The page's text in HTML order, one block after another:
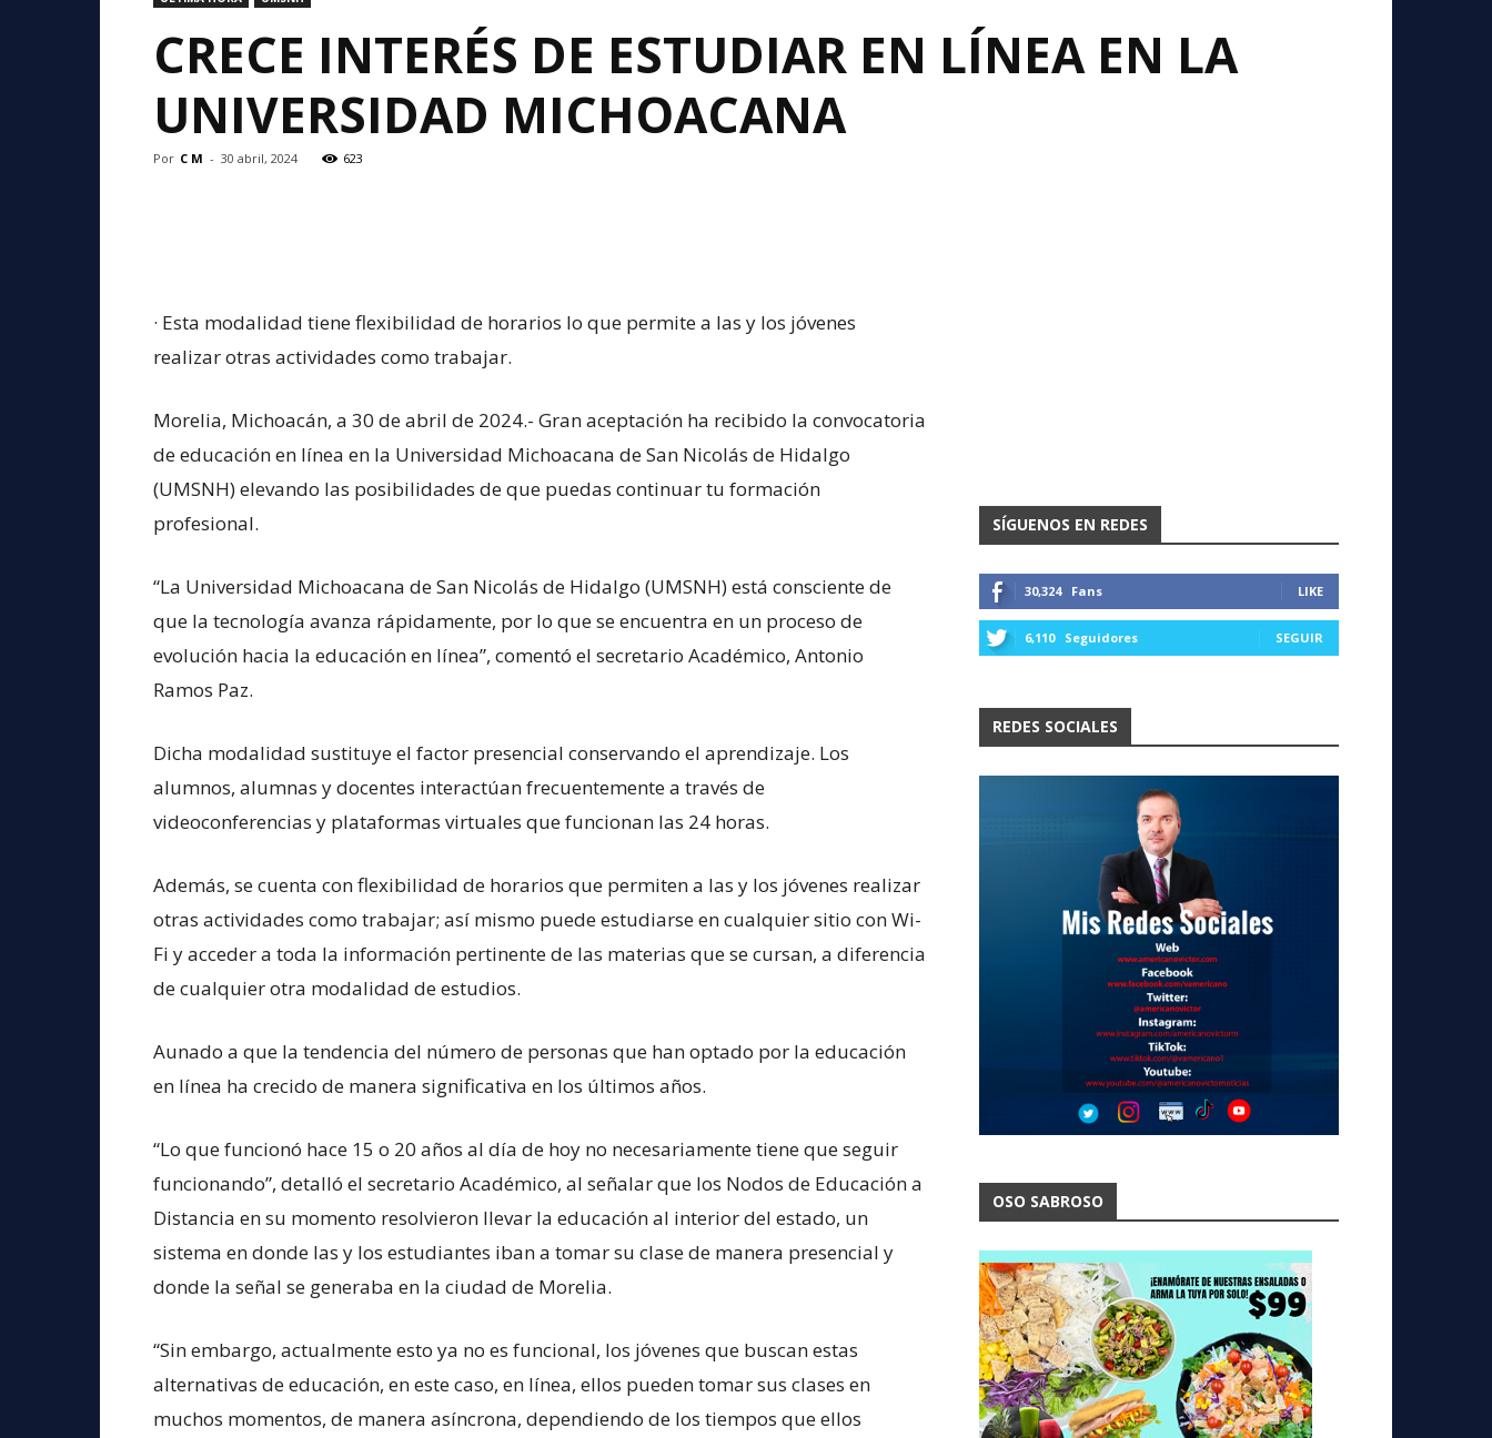
CRECE INTERÉS DE ESTUDIAR EN LÍNEA EN LA
UNIVERSIDAD MICHOACANA
Por C M - 30 abril, 2024 623
· Esta modalidad tiene flexibilidad de horarios lo que permite a las y los jóvenes
realizar otras actividades como trabajar.
Morelia, Michoacán, a 30 de abril de 2024.- Gran aceptación ha recibido la convocatoria
de educación en línea en la Universidad Michoacana de San Nicolás de Hidalgo
(UMSNH) elevando las posibilidades de que puedas continuar tu formación
profesional.
“La Universidad Michoacana de San Nicolás de Hidalgo (UMSNH) está consciente de
que la tecnología avanza rápidamente, por lo que se encuentra en un proceso de
evolución hacia la educación en línea”, comentó el secretario Académico, Antonio
Ramos Paz.
Dicha modalidad sustituye el factor presencial conservando el aprendizaje. Los
alumnos, alumnas y docentes interactúan frecuentemente a través de
videoconferencias y plataformas virtuales que funcionan las 24 horas.
Además, se cuenta con flexibilidad de horarios que permiten a las y los jóvenes realizar
otras actividades como trabajar; así mismo puede estudiarse en cualquier sitio con Wi-
Fi y acceder a toda la información pertinente de las materias que se cursan, a diferencia
de cualquier otra modalidad de estudios.
Aunado a que la tendencia del número de personas que han optado por la educación
en línea ha crecido de manera significativa en los últimos años.
“Lo que funcionó hace 15 o 20 años al día de hoy no necesariamente tiene que seguir
funcionando”, detalló el secretario Académico, al señalar que los Nodos de Educación a
Distancia en su momento resolvieron llevar la educación al interior del estado, un
sistema en donde las y los estudiantes iban a tomar su clase de manera presencial y
donde la señal se generaba en la ciudad de Morelia.
“Sin embargo, actualmente esto ya no es funcional, los jóvenes que buscan estas
alternativas de educación, en este caso, en línea, ellos pueden tomar sus clases en
muchos momentos, de manera asíncrona, dependiendo de los tiempos que ellos
SÍGUENOS EN REDES
30,324 Fans LIKE
6,110 Seguidores SEGUIR
REDES SOCIALES
OSO SABROSO